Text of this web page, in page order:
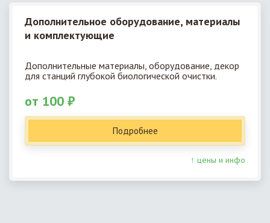
Дополнительное оборудование, материалы
и комплектующие
Дополнительные материалы, оборудование, декор
для станций глубокой биологической очистки.
от 100 ₽
Подробнее
↑ цены и инфо